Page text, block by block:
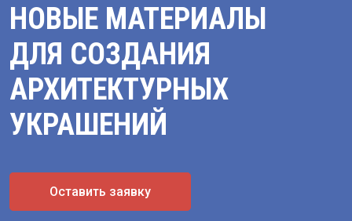
НОВЫЕ МАТЕРИАЛЫ
ДЛЯ СОЗДАНИЯ
АРХИТЕКТУРНЫХ
УКРАШЕНИЙ
Оставить заявку